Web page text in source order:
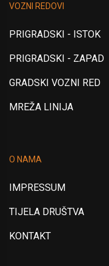
VOZNI REDOVI
PRIGRADSKI - ISTOK
PRIGRADSKI - ZAPAD
GRADSKI VOZNI RED
MREŽA LINIJA
O NAMA
IMPRESSUM
TIJELA DRUŠTVA
KONTAKT